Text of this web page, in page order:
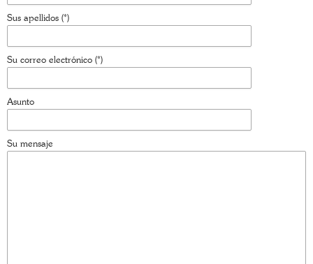
Sus apellidos (*)
Su correo electrónico (*)
Asunto
Su mensaje